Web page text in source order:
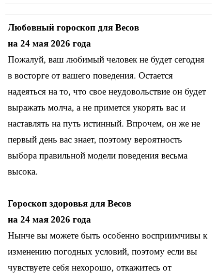
Любовный гороскоп для Весов
на 24 мая 2026 года
Пожалуй, ваш любимый человек не будет сегодня
в восторге от вашего поведения. Остается
надеяться на то, что свое неудовольствие он будет
выражать молча, а не примется укорять вас и
наставлять на путь истинный. Впрочем, он же не
первый день вас знает, поэтому вероятность
выбора правильной модели поведения весьма
высока.
Гороскоп здоровья для Весов
на 24 мая 2026 года
Нынче вы можете быть особенно восприимчивы к
изменению погодных условий, поэтому если вы
чувствуете себя нехорошо, откажитесь от